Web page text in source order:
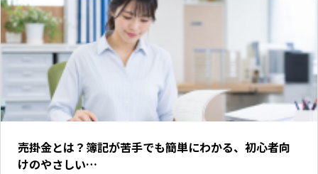
売掛金とは？簿記が苦手でも簡単にわかる、初心者向
けのやさしい…